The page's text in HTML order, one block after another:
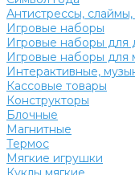
Антистрессы,
Игровые наборы
Игровые наборы для
Игровые наборы для
Интерактивные,
Кассовые товары
Конструкторы
Блочные
Магнитные
Термос
Мягкие игрушки